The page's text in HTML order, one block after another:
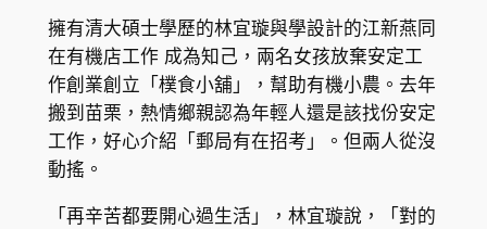
擁有清大碩士學歷的林宜璇與學設計的江新燕同
在有機店工作 成為知己，兩名女孩放棄安定工
作創業創立「樸食小舖」，幫助有機小農。去年
搬到苗栗，熱情鄉親認為年輕人還是該找份安定
工作，好心介紹「郵局有在招考」。但兩人從沒
動搖。
「再辛苦都要開心過生活」，林宜璇說，「對的